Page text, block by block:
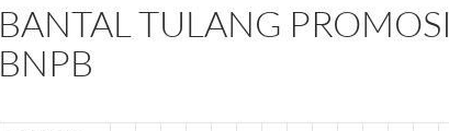
BANTAL TULANG PROMOSI
BNPB